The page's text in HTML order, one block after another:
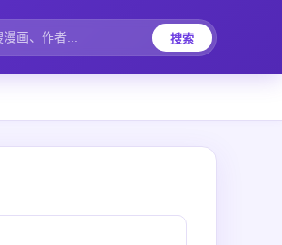
搜索